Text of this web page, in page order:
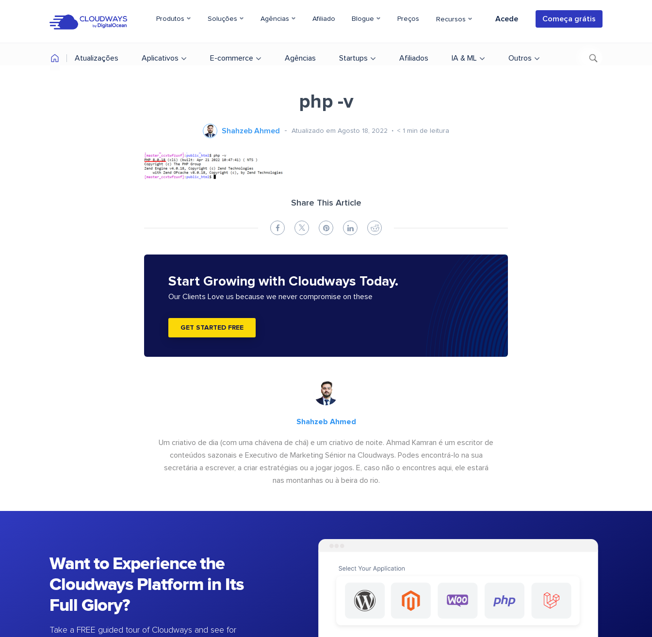
Produtos Soluções Agências Afiliado Blogue Preços Recursos Acede Começa grátis
Atualizações Aplicativos E-commerce Agências Startups Afiliados IA & ML Outros
php -v
Shahzeb Ahmed Atualizado em Agosto 18, 2022 < 1 min de leitura
Share This Article
Start Growing with Cloudways Today.
Our Clients Love us because we never compromise on these
GET STARTED FREE
Shahzeb Ahmed
Um criativo de dia (com uma chávena de chá) e um criativo de noite. Ahmad Kamran é um escritor de
conteúdos sazonais e Executivo de Marketing Sénior na Cloudways. Podes encontrá-lo na sua
secretária a escrever, a criar estratégias ou a jogar jogos. E, caso não o encontres aqui, ele estará
nas montanhas ou à beira do rio.
Want to Experience the
Cloudways Platform in Its
Full Glory?
Take a FREE guided tour of Cloudways and see for